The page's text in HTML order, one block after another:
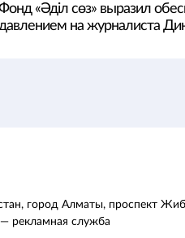
«Әділ сөз» выразил
на журналиста
город Алматы, проспект
рекламная служба